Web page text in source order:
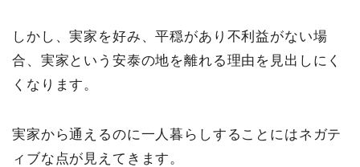
しかし、実家を好み、平穏があり不利益がない場
合、実家という安泰の地を離れる理由を見出しにく
くなります。
実家から通えるのに一人暮らしすることにはネガテ
ィブな点が見えてきます。